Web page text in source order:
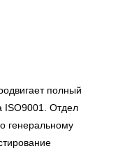
полный
ISO9001. Отдел
генеральному